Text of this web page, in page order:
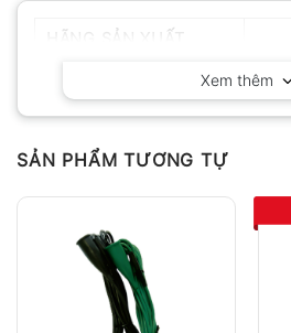
Xem thêm
SẢN PHẨM TƯƠNG TỰ